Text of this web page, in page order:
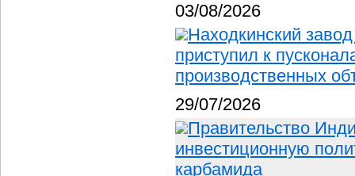
03/08/2026
Находкинский
приступил к
производственных
29/07/2026
Правительство
инвестиционную
карбамида